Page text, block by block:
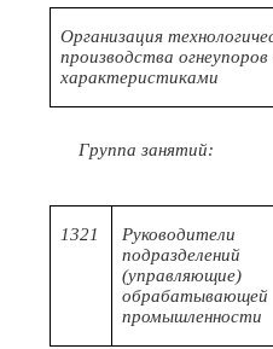
Организация
производства
характеристиками
Группа занятий:
1321
Руководители
подразделений
(управляющие)
обрабатывающей
промышленности